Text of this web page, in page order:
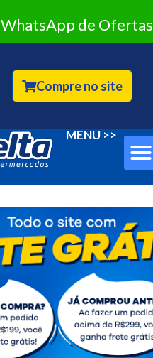
WhatsApp de Ofertas
Compre no site
MENU >>